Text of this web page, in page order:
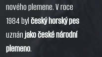
nového plemene. V roce
1984 bylčeský horský pes
uznánjako české národní
plemeno.